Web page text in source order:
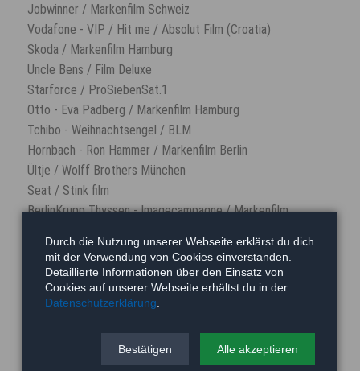
Jobwinner / Markenfilm Schweiz
Vodafone - VIP / Hit me / Absolut Film (Croatia)
Skoda / Markenfilm Hamburg
Uncle Bens / Film Deluxe
Starforce / ProSiebenSat.1
Otto - Eva Padberg / Markenfilm Hamburg
Tchibo - Weihnachtsengel / BLM
Hornbach - Ron Hammer / Markenfilm Berlin
Ültje / Wolff Brothers München
Seat / Stink film
BerlinKrupp Thyssen - Imagecampagne / Markenfilm
Malteser Hilfsdienst / Blowfilm
Swisscom / Blood Sweat Tears (Schweiz)
Rittersport / Bigfish
Hornbach / Fenster / Markenfilm Berlin
Karstadt / BM8
Sutas / Türk. Jogurt / First Cut (Türkei)
Durch die Nutzung unserer Webseite erklärst du dich
mit der Verwendung von Cookies einverstanden.
Detaillierte Informationen über den Einsatz von
Cookies auf unserer Webseite erhältst du in der
Datenschutzerklärung.
Bestätigen Alle akzeptieren